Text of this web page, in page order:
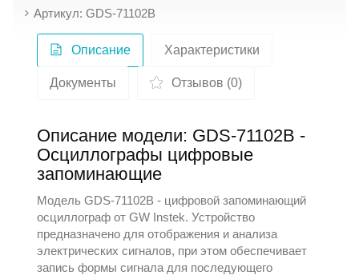
Артикул: GDS-71102B
Описание Характеристики
Документы Отзывов (0)
Описание модели: GDS-71102B -
Осциллографы цифровые
запоминающие
Модель GDS-71102B - цифровой запоминающий
осциллограф отGW Instek. Устройство
предназначено для отображения и анализа
электрических сигналов, при этом обеспечивает
запись формы сигнала для последующего